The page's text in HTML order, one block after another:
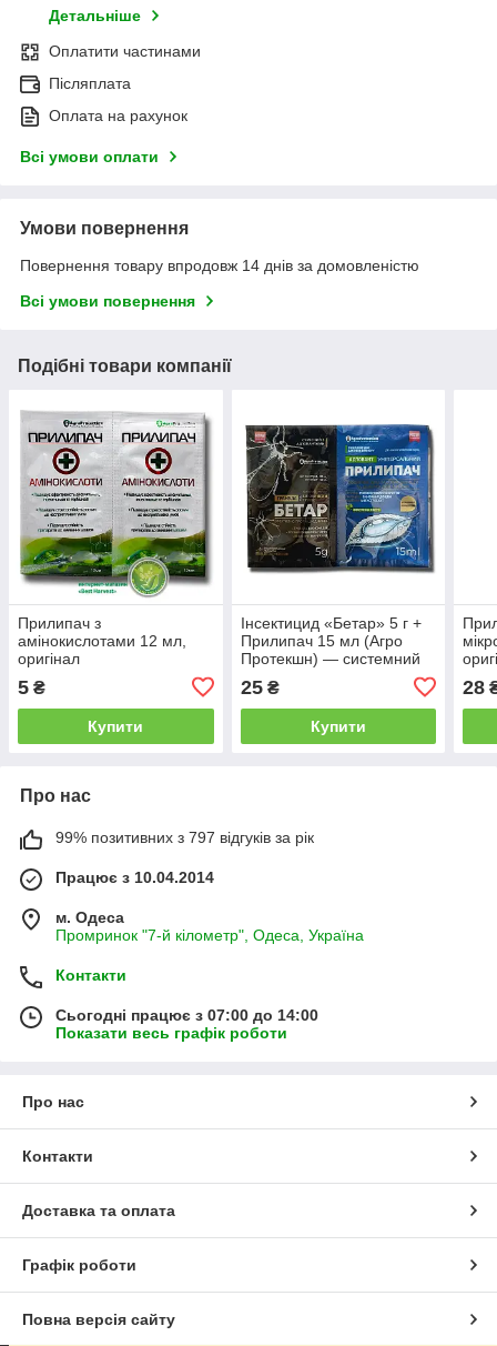
Детальніше
Оплатити частинами
Післяплата
Оплата на рахунок
Всі умови оплати
Умови повернення
Повернення товару впродовж 14 днів за домовленістю
Всі умови повернення
Подібні товари компанії
Прилипач з
амінокислотами 12 мл,
оригінал
5 ₴
Купити
Інсектицид «Бетар» 5 г +
Прилипач 15 мл (Агро
Протекшн) — системний
білокрилки, попелиці та
інших шкідників
25₴
Купити
28
Про нас
99% позитивних з 797 відгуків за рік
Працює з 10.04.2014
м. Одеса
Промринок "7-й кілометр", Одеса, Україна
Контакти
Сьогодні працює з 07:00 до 14:00
Показати весь графік роботи
Про нас
Контакти
Доставка та оплата
Графік роботи
Повна версія сайту